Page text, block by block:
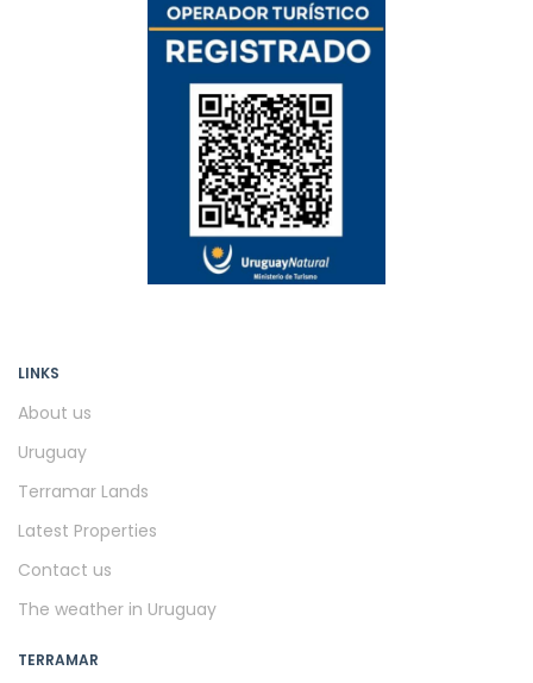
LINKS
About us
Uruguay
Terramar Lands
Latest Properties
Contact us
The weather in Uruguay
TERRAMAR